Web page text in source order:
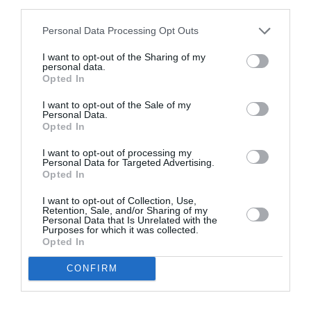
Personal Data Processing Opt Outs
I want to opt-out of the Sharing of my
personal data.
Opted In
I want to opt-out of the Sale of my
Personal Data.
Opted In
I want to opt-out of processing my
Personal Data for Targeted Advertising.
Opted In
I want to opt-out of Collection, Use,
Retention, Sale, and/or Sharing of my
Personal Data that Is Unrelated with the
Purposes for which it was collected.
Opted In
CONFIRM
Tilo
a commenté l'article :
Airbus A320neo et A350 : un défaut latent de bouton
incendie peut provoquer l’arrêt d’un moteur
Thaïlande
Il s’est masturbé sur une passagère endormie : trois ans
de prison et interdiction de séjour en Thaïlande
Lufthansa Group résultats financiers